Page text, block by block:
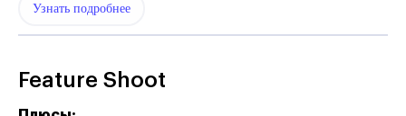
Узнать подробнее
Feature Shoot